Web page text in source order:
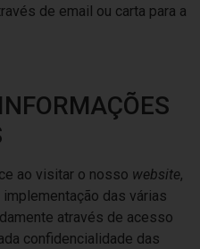
de email ou carta para a
ao visitar o nosso website,
das várias
através de acesso
confidencialidade das